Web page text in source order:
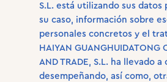
S.L. está utilizando sus datos
su caso, información sobre
personales concretos y el
HAIYAN GUANGHUIDATONG
AND TRADE, S.L. ha llevado a
desempeñando, así como,